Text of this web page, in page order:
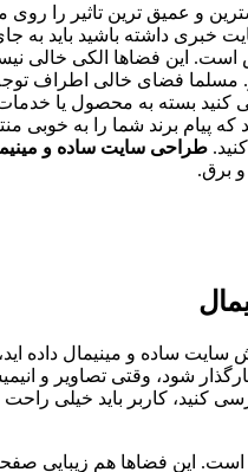
و عمیق ترین تاثیر را
خبری داشته باشید باید
است. این فضاها الکی
فضای خالی اطراف
بسته به محصول یا خدمات
که پیام برند شما را به خوبی
طراحی سایت ساده و
برق.
ساده و مینیمال داده اید،
کنید، کاربر باید خیلی
این فضاها هم زیبایی